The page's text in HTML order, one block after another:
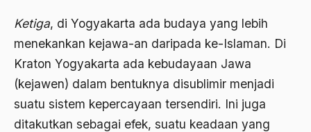
Ketiga, di Yogyakarta ada budaya yang lebih
menekankan kejawa-an daripada ke-Islaman. Di
Kraton Yogyakarta ada kebudayaan Jawa
(kejawen) dalam bentuknya disublimir menjadi
suatu sistem kepercayaan tersendiri. Ini juga
ditakutkan sebagai efek, suatu keadaan yang
1977
1976
1975
Afiliasi Kultural
Afrika
Afrika utara
agama